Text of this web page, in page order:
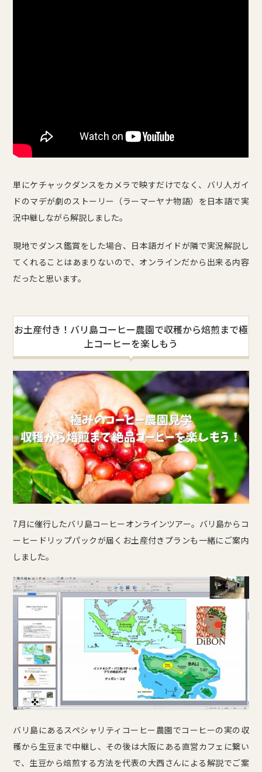
単にケチャックダンスをカメラで映すだけでなく、バリ人ガイ
ドのマデが劇のストーリー（ラーマーヤナ物語）を日本語で実
況中継しながら解説しました。
現地でダンス鑑賞をした場合、日本語ガイドが隣で実況解説し
てくれることはあまりないので、オンラインだから出来る内容
だったと思います。
お土産付き！バリ島コーヒー農園で収穫から焙煎まで極
上コーヒーを楽しもう
7月に催行したバリ島コーヒーオンラインツアー。バリ島からコ
ーヒードリップパックが届くお土産付きプランも一緒にご案内
しました。
バリ島にあるスペシャリティコーヒー農園でコーヒーの実の収
穫から生豆まで中継し、その後は大阪にある直営カフェに繋い
で、生豆から焙煎する方法を代表の大西さんによる解説でご案